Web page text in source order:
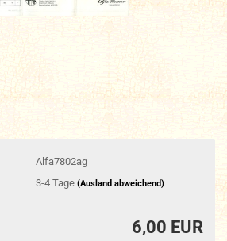
Alfa7802ag
3-4 Tage (Ausland abweichend)
6,00 EUR